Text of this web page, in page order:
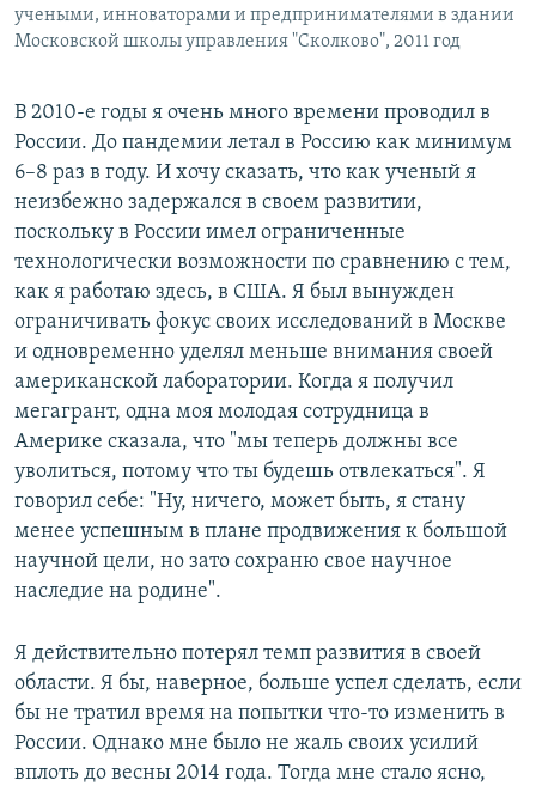
учеными, инноваторами и предпринимателями в здании
Московской школы управления "Сколково", 2011 год
В 2010-е годы я очень много времени проводил в
России. До пандемии летал в Россию как минимум
6–8 раз в году. И хочу сказать, что как ученый я
неизбежно задержался в своем развитии,
поскольку в России имел ограниченные
технологически возможности по сравнению с тем,
как я работаю здесь, в США. Я был вынужден
ограничивать фокус своих исследований в Москве
и одновременно уделял меньше внимания своей
американской лаборатории. Когда я получил
мегагрант, одна моя молодая сотрудница в
Америке сказала, что "мы теперь должны все
уволиться, потому что ты будешь отвлекаться". Я
говорил себе: "Ну, ничего, может быть, я стану
менее успешным в плане продвижения к большой
научной цели, но зато сохраню свое научное
наследие на родине".
Я действительно потерял темп развития в своей
области. Я бы, наверное, больше успел сделать, если
бы не тратил время на попытки что-то изменить в
России. Однако мне было не жаль своих усилий
вплоть до весны 2014 года. Тогда мне стало ясно,